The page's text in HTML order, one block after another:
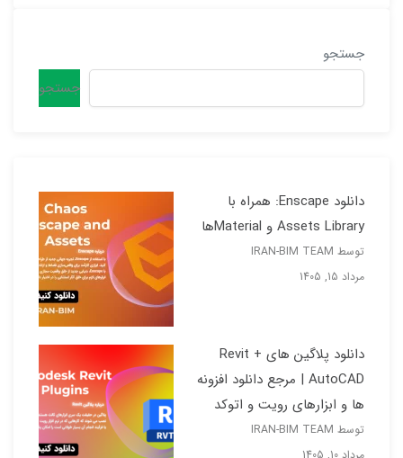
جستجو
جستجو
دانلود Enscape: همراه با
Assets Library و Materialها
توسط IRAN-BIM TEAM
مرداد 15, 1405
دانلود پلاگین های Revit +
AutoCAD | مرجع دانلود افزونه
ها و ابزارهای رویت و اتوکد
توسط IRAN-BIM TEAM